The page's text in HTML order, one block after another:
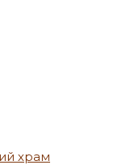
храм